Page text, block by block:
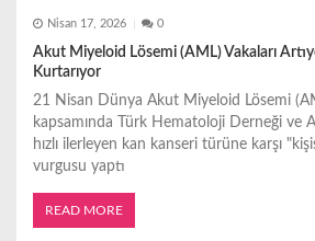
Nisan 17, 2026 0
Akut Miyeloid Lösemi (AML) Vakaları
Kurtarıyor
21 Nisan Dünya Akut Miyeloid Lösemi
kapsamında Türk Hematoloji Derneği ve
hızlı ilerleyen kan kanseri türüne karşı
vurgusu yaptı
READ MORE